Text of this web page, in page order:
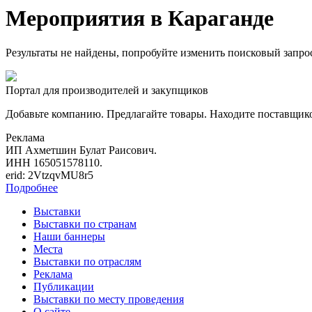
Мероприятия в Караганде
Результаты не найдены, попробуйте изменить поисковый
Портал для производителей и закупщиков
Добавьте компанию. Предлагайте товары. Находите
Реклама
ИП Ахметшин Булат Раисович.
ИНН 165051578110.
erid: 2VtzqvMU8r5
Подробнее
Выставки
Выставки по странам
Наши баннеры
Места
Выставки по отраслям
Реклама
Публикации
Выставки по месту проведения